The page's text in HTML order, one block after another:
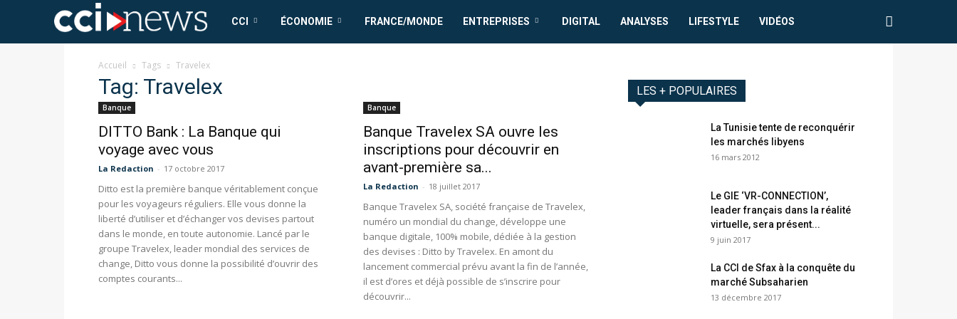
CCICCI ÉCONOMIE FRANCE/MONDE ENTREPRISES DIGITAL ANALYSES LIFESTYLE VIDÉOS
Accueil Tags Travelex
Tag: Travelex
Banque
DITTO Bank : La Banque qui
voyage avec vous
La Redaction - 17 octobre 2017
Ditto est la première banque véritablement conçue
pour les voyageurs réguliers. Elle vous donne la
liberté d’utiliser et d’échanger vos devises partout
dans le monde, en toute autonomie. Lancé par le
groupe Travelex, leader mondial des services de
change, Ditto vous donne la possibilité d’ouvrir des
comptes courants...
Banque
Banque Travelex SA ouvre les
inscriptions pour découvrir en
avant-première sa...
La Redaction - 18 juillet 2017
Banque Travelex SA, société française de Travelex,
numéro un mondial du change, développe une
banque digitale, 100% mobile, dédiée à la gestion
des devises : Ditto by Travelex. En amont du
lancement commercial prévu avant la fin de l’année,
il est d’ores et déjà possible de s’inscrire pour
découvrir...
LES + POPULAIRES
La Tunisie tente de reconquérir
les marchés libyens
16 mars 2012
Le GIE ‘VR-CONNECTION’,
leader français dans la réalité
virtuelle, sera présent...
9 juin 2017
La CCI de Sfax à la conquête du
marché Subsaharien
13 décembre 2017